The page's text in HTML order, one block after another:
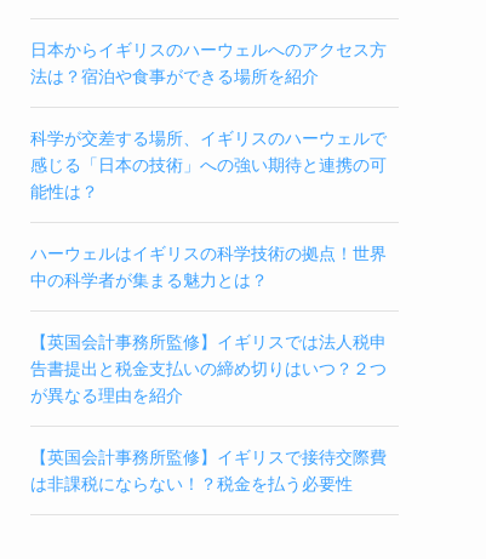
日本からイギリスのハーウェルへのアクセス方
法は？宿泊や食事ができる場所を紹介
科学が交差する場所、イギリスのハーウェルで
感じる「日本の技術」への強い期待と連携の可
能性は？
ハーウェルはイギリスの科学技術の拠点！世界
中の科学者が集まる魅力とは？
【英国会計事務所監修】イギリスでは法人税申
告書提出と税金支払いの締め切りはいつ？２つ
が異なる理由を紹介
【英国会計事務所監修】イギリスで接待交際費
は非課税にならない！？税金を払う必要性